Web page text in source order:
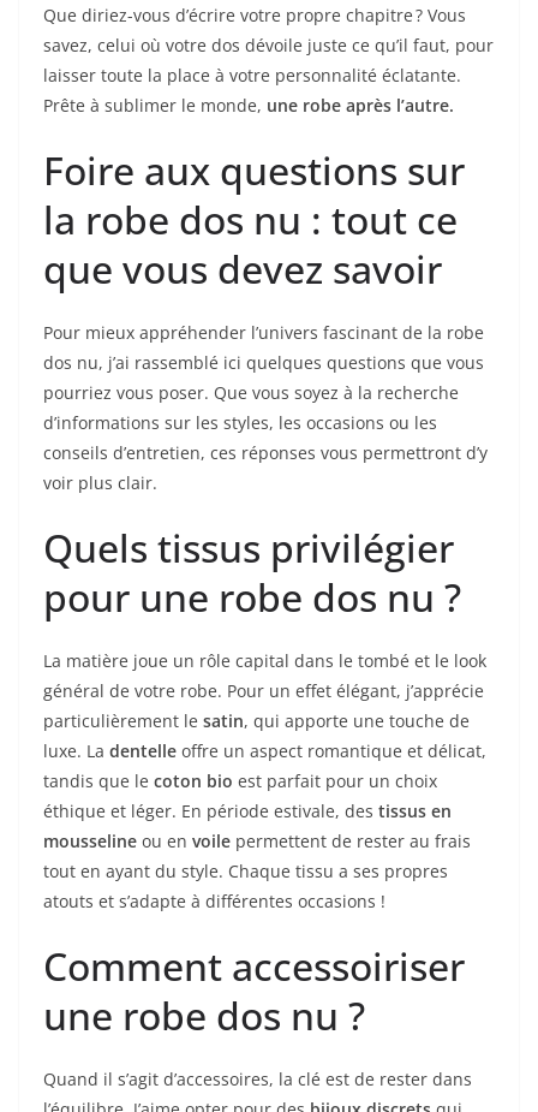
Que diriez-vous d’écrire votre propre chapitre ? Vous
savez, celui où votre dos dévoile juste ce qu’il faut, pour
laisser toute la place à votre personnalité éclatante.
Prête à sublimer le monde, une robe après l’autre.
Foire aux questions sur
la robe dos nu : tout ce
que vous devez savoir
Pour mieux appréhender l’univers fascinant de la robe
dos nu, j’ai rassemblé ici quelques questions que vous
pourriez vous poser. Que vous soyez à la recherche
d’informations sur les styles, les occasions ou les
conseils d’entretien, ces réponses vous permettront d’y
voir plus clair.
Quels tissus privilégier
pour une robe dos nu ?
La matière joue un rôle capital dans le tombé et le look
général de votre robe. Pour un effet élégant, j’apprécie
particulièrement le satin, qui apporte une touche de
luxe. La dentelle offre un aspect romantique et délicat,
tandis que le coton bio est parfait pour un choix
éthique et léger. En période estivale, des tissus en
mousseline ou en voile permettent de rester au frais
tout en ayant du style. Chaque tissu a ses propres
atouts et s’adapte à différentes occasions !
Comment accessoiriser
une robe dos nu ?
Quand il s’agit d’accessoires, la clé est de rester dans